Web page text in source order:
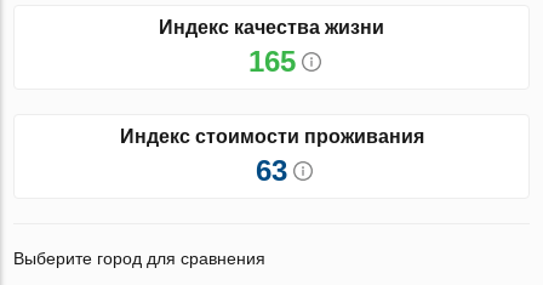
Индекс качества жизни
165
Индекс стоимости проживания
63
Выберите город для сравнения